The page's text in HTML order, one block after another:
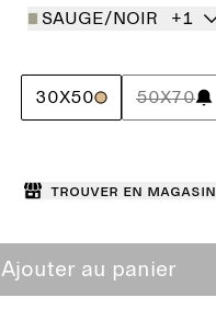
SAUGE/NOIR +1
30X50 50X70
Trouver en magasin
Ajouter au panier